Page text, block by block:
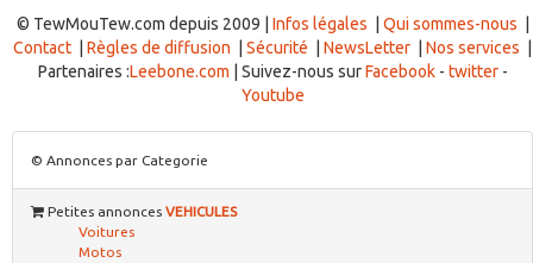
© TewMouTew.com depuis 2009 | Infos légales Qui sommes-nous
Contact
Règles de diffusion Sécurité NewsLetter Nos services
Partenaires :Leebone.com | Suivez-nous surFacebook- twitter-
Youtube
© Annonces par Categorie
Petites annonces VEHICULES
Voitures
Motos